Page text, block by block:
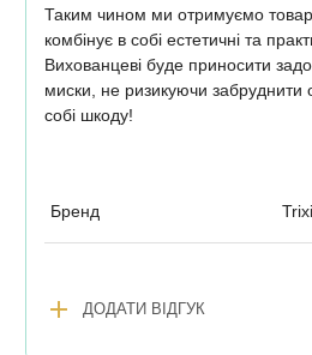
Таким чином ми отримуємо
комбінує в собі естетичні та
Вихованцеві буде приносити
миски, не ризикуючи забруднити
собі шкоду!
Бренд
add ДОДАТИ ВІДГУК